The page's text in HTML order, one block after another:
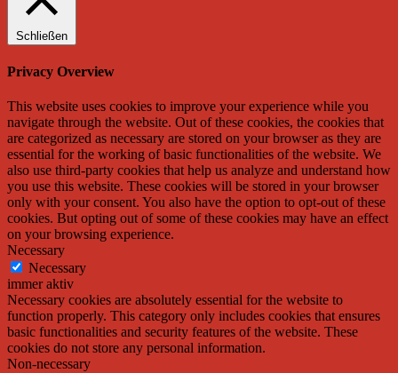
Schließen
Privacy Overview
This website uses cookies to improve your experience while you
navigate through the website. Out of these cookies, the cookies that
are categorized as necessary are stored on your browser as they are
essential for the working of basic functionalities of the website. We
also use third-party cookies that help us analyze and understand how
you use this website. These cookies will be stored in your browser
only with your consent. You also have the option to opt-out of these
cookies. But opting out of some of these cookies may have an effect
on your browsing experience.
Necessary
Necessary
immer aktiv
Necessary cookies are absolutely essential for the website to
function properly. This category only includes cookies that ensures
basic functionalities and security features of the website. These
cookies do not store any personal information.
Non-necessary